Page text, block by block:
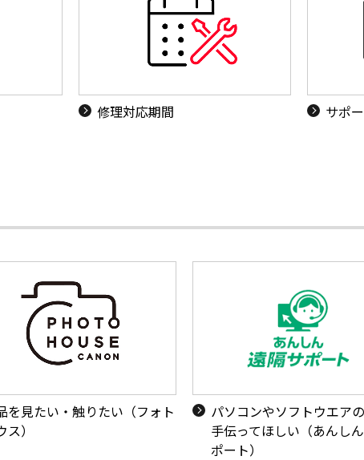
修理対応期間 サポ
を見たい・触りたい（フォト
ス）
パソコンやソフトウエア
手伝ってほしい（あんし
ポート）